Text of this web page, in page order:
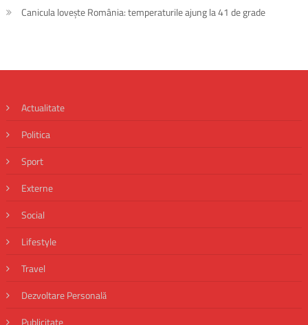
Canicula lovește România: temperaturile ajung la 41 de grade
Actualitate
Politica
Sport
Externe
Social
Lifestyle
Travel
Dezvoltare Personală
Publicitate